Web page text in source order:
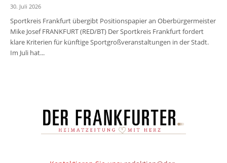
30. Juli 2026
Sportkreis Frankfurt übergibt Positionspapier an Oberbürgermeister
Mike Josef FRANKFURT (RED/BT) Der Sportkreis Frankfurt fordert
klare Kriterien für künftige Sportgroßveranstaltungen in der Stadt.
Im Juli hat...